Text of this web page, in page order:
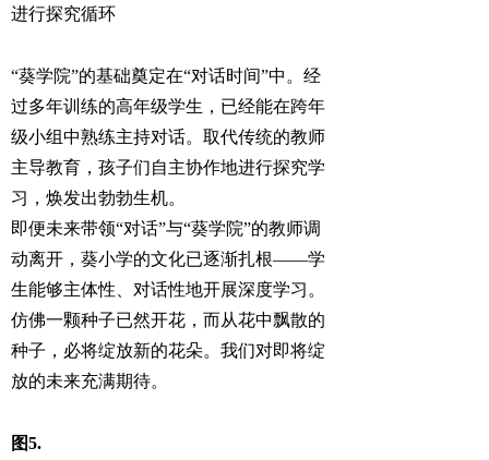
进行探究循环
“葵学院”的基础奠定在“对话时间”中。经
过多年训练的高年级学生，已经能在跨年
级小组中熟练主持对话。取代传统的教师
主导教育，孩子们自主协作地进行探究学
习，焕发出勃勃生机。
即便未来带领“对话”与“葵学院”的教师调
动离开，葵小学的文化已逐渐扎根——学
生能够主体性、对话性地开展深度学习。
仿佛一颗种子已然开花，而从花中飘散的
种子，必将绽放新的花朵。我们对即将绽
放的未来充满期待。
图5.